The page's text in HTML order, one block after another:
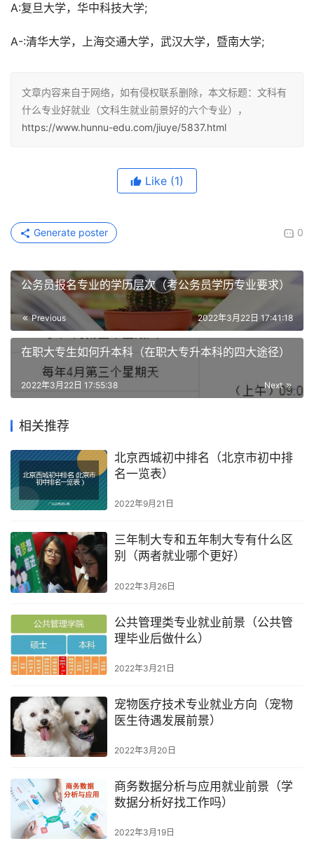
A:复旦大学，华中科技大学;
A-:清华大学，上海交通大学，武汉大学，暨南大学;
文章内容来自于网络，如有侵权联系删除，本文标题：文科有
什么专业好就业（文科生就业前景好的六个专业），
https://www.hunnu-edu.com/jiuye/5837.html
Like (1)
0
Generate poster
公务员报名专业的学历层次（考公务员学历专业要求）
Previous 2022年3月22日 17:41:18
在职大专生如何升本科（在职大专升本科的四大途径）
Next
2022年3月22日 17:55:38
相关推荐
北京西城初中排名（北京市初中排
名一览表）
2022年9月21日
三年制大专和五年制大专有什么区
别（两者就业哪个更好）
2022年3月26日
公共管理类专业就业前景（公共管
理毕业后做什么）
2022年3月21日
宠物医疗技术专业就业方向（宠物
医生待遇发展前景）
2022年3月20日
商务数据分析与应用就业前景（学
数据分析好找工作吗）
2022年3月19日